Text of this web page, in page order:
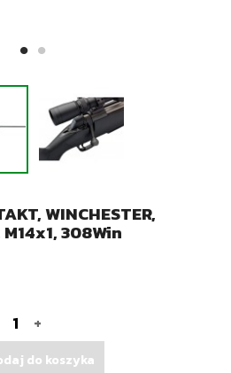
WINCHESTER,
M14x1, 308Win
+
do koszyka